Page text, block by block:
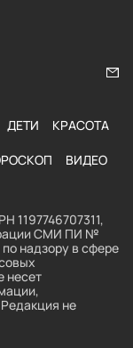
ДЕТИ КРАСОТА
ВИДЕО
1197746707311,
СМИ ПИ №
надзору в сфере
несет
не